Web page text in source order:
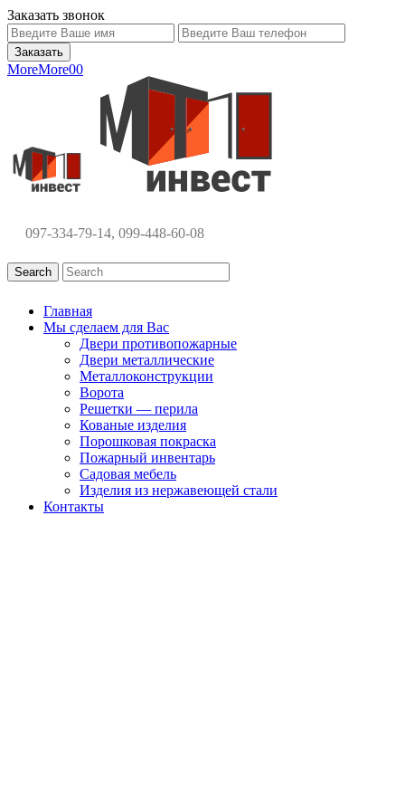
Заказать звонок
097-334-79-14, 099-448-60-08
Search
Главная
Мы сделаем для Вас
Двери противопожарные
Двери металлические
Металлоконструкции
Ворота
Решетки — перила
Кованые изделия
Порошковая покраска
Пожарный инвентарь
Садовая мебель
Изделия из нержавеющей стали
Контакты
MoreMore00